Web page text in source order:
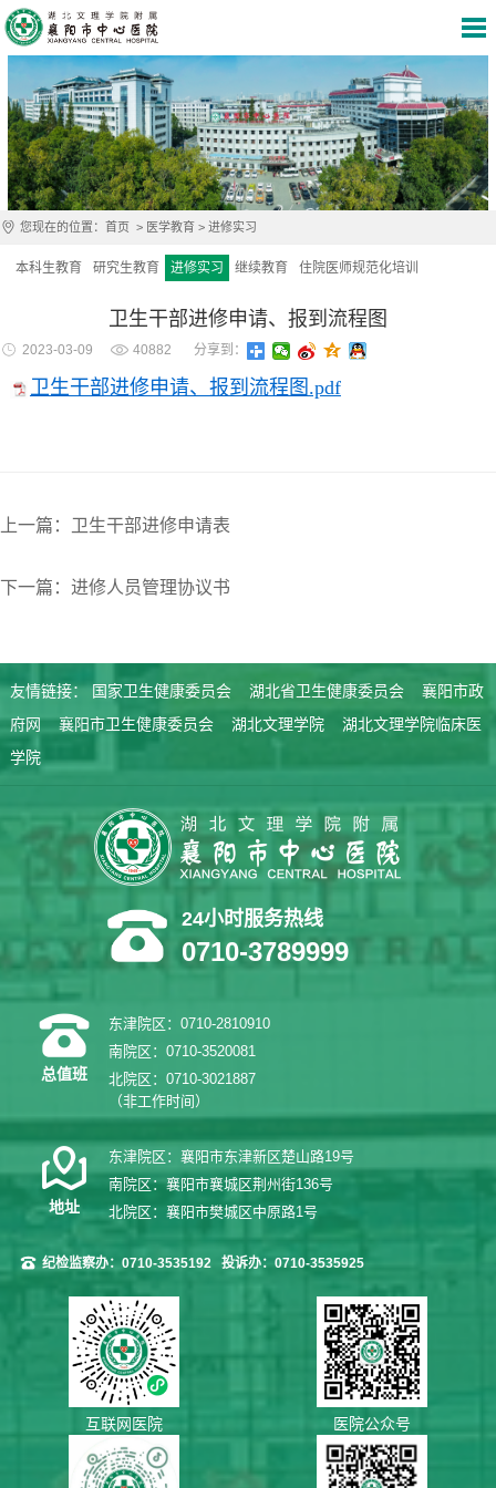
您现在的位置： 首页 > 医学教育 > 进修实习
本科生教育 研究生教育 进修实习 继续教育 住院医师规范化培训
卫生干部进修申请、报到流程图
2023-03-09 40882 分享到：
卫生干部进修申请、报到流程图.pdf
上一篇：卫生干部进修申请表
下一篇：进修人员管理协议书
友情链接： 国家卫生健康委员会 湖北省卫生健康委员会
襄阳市政
府网
襄阳市卫生健康委员会 湖北文理学院
湖北文理学院临床医
学院
24小时服务热线
0710-3789999
总值班
东津院区：0710-2810910
南院区：0710-3520081
北院区：0710-3021887
（非工作时间）
地址
东津院区：襄阳市东津新区楚山路19号
南院区：襄阳市襄城区荆州街136号
北院区：襄阳市樊城区中原路1号
纪检监察办：0710-3535192 投诉办：0710-3535925
互联网医院 医院公众号